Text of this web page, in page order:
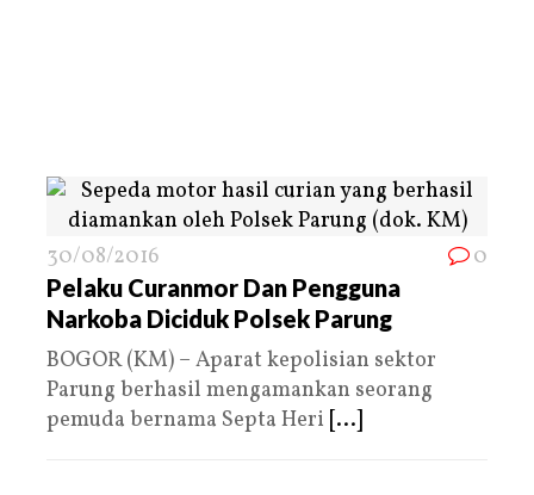
30/08/2016 0
Pelaku Curanmor Dan Pengguna
Narkoba Diciduk Polsek Parung
BOGOR (KM) – Aparat kepolisian sektor
Parung berhasil mengamankan seorang
pemuda bernama Septa Heri [...]